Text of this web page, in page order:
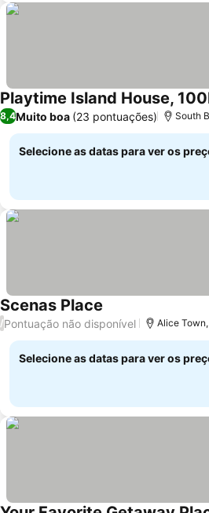
Playtime Island House,
8,4Muito boa (23 pontuações) South
Selecione as datas para ver os
Scenas Place Ver preços
/Pontuação não disponível Alice
Selecione as datas para ver os